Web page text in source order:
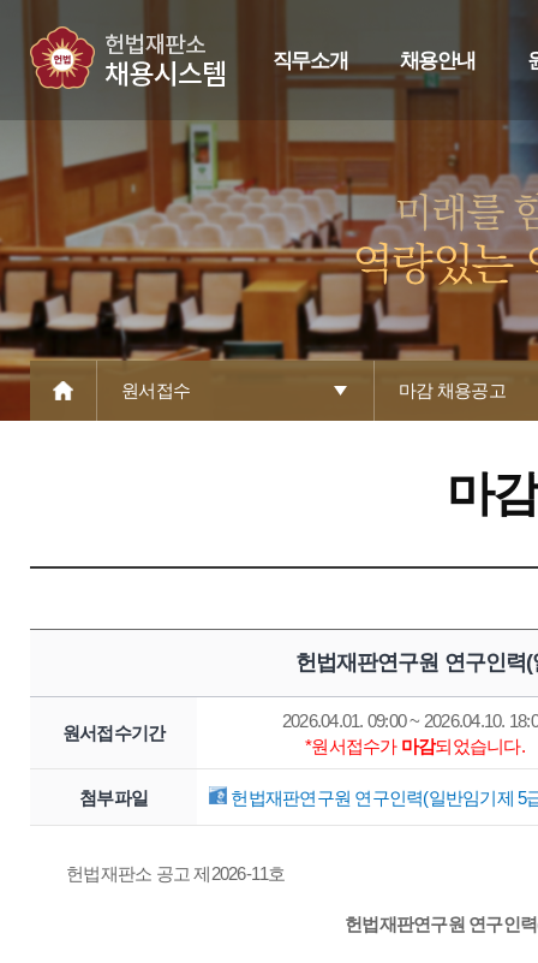
직무소개 채용안내
원서접수 마감 채용공고
마
헌법재판연구원 연구인력
원서접수기간
2026.04.01. 09:00 ~ 2026.04.10.
*원서접수가 마감되었습니다.
첨부파일 헌법재판연구원 연구인력(일반임기제 5
헌법재판소 공고 제2026-11호
헌법재판연구원 연구인